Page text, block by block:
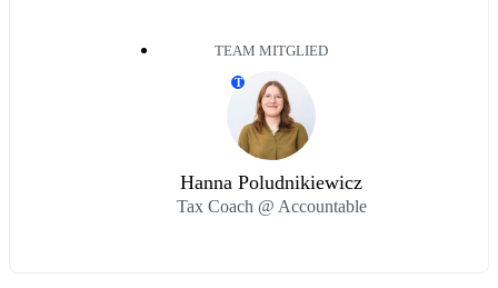
TEAM MITGLIED
T
Hanna Poludnikiewicz
Tax Coach @ Accountable